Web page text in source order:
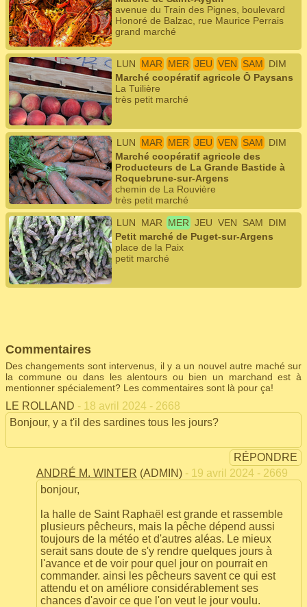
avenue du Train des Pignes, boulevard
Honoré de Balzac, rue Maurice Perrais
grand marché
LUN MAR MER JEU VEN SAM
DIM
Marché coopératif agricole Ô Paysans
La Tuilière
très petit marché
LUN MAR MER JEU VEN SAM
DIM
Marché coopératif agricole des
Producteurs de La Grande Bastide à
Roquebrune-sur-Argens
chemin de La Rouvière
très petit marché
LUN MAR MER JEU VEN SAM
DIM
Petit marché de Puget-sur-Argens
place de la Paix
petit marché
Commentaires
Des changements sont intervenus, il y a un nouvel autre maché sur
la commune ou dans les alentours ou bien un marchand est à
mentionner spécialement? Les commentaires sont là pour ça!
LE ROLLAND - 18 avril 2024 - 2668
Bonjour, y a t'il des sardines tous les jours?
RÉPONDRE
ANDRÉ M. WINTER (ADMIN) - 19 avril 2024 - 2669
bonjour,
la halle de Saint Raphaël est grande et rassemble
plusieurs pêcheurs, mais la pêche dépend aussi
toujours de la météo et d'autres aléas. Le mieux
serait sans doute de s'y rendre quelques jours à
l'avance et de voir pour quel jour on pourrait en
commander. ainsi les pêcheurs savent ce qui est
attendu et on améliore considérablement ses
chances d'avoir ce que l'on veut le jour voulu.